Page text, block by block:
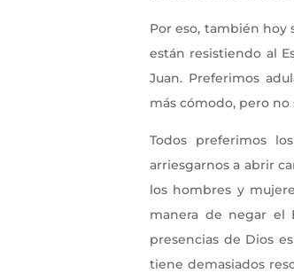
Por eso, también hoy
están resistiendo al
Juan. Preferimos
más cómodo, pero no
Todos preferimos
arriesgarnos a abrir
los hombres y
manera de negar el
presencias de Dios
tiene demasiados